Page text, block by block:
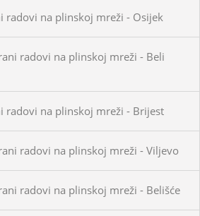
radovi na plinskoj mreži - Osijek
radovi na plinskoj mreži - Beli
radovi na plinskoj mreži - Brijest
radovi na plinskoj mreži - Viljevo
radovi na plinskoj mreži - Belišće